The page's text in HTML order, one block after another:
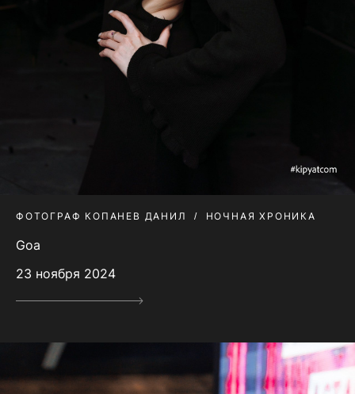
ФОТОГРАФ КОПАНЕВ ДАНИЛ НОЧНАЯ ХРОНИКА
Goa
23 ноября 2024